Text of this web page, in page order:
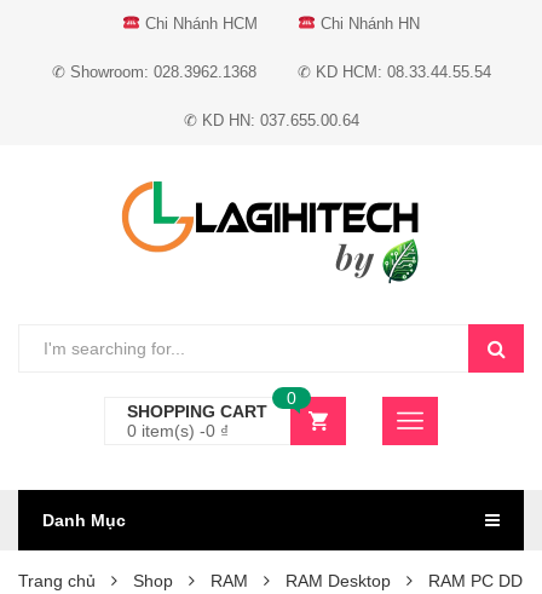
Chi Nhánh HCM Chi Nhánh HN
✆ Showroom: 028.3962.1368 ✆ KD HCM: 08.33.44.55.54
✆ KD HN: 037.655.00.64
SHOPPING CART
0 item(s) -0 ₫
0
Danh Mục
Trang chủ Shop RAM RAM Desktop RAM PC